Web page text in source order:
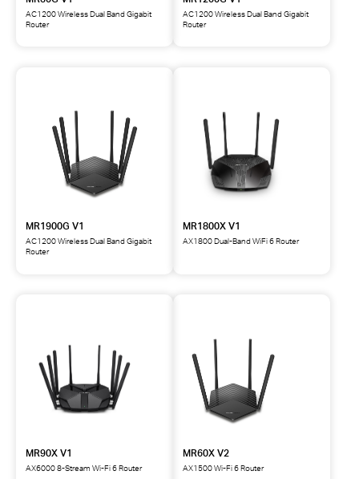
AC1200 Wireless Dual Band Gigabit
Router
AC1200 Wireless Dual Band Gigabit
Router
MR1900G V1
AC1200 Wireless Dual Band Gigabit
Router
MR1800X V1
AX1800 Dual-Band WiFi 6 Router
MR90X V1
AX6000 8-Stream Wi-Fi 6 Router
MR60X V2
AX1500 Wi-Fi 6 Router